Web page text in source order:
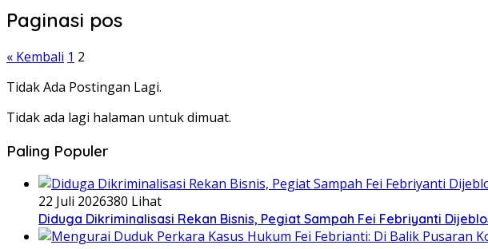
Paginasi pos
« Kembali 1 2
Tidak Ada Postingan Lagi.
Tidak ada lagi halaman untuk dimuat.
Paling Populer
22 Juli 2026380 Lihat
Diduga Dikriminalisasi Rekan Bisnis, Pegiat Sampah Fei Febriyanti